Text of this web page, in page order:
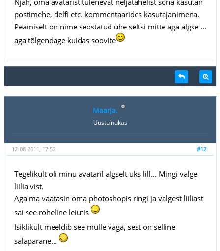
postimehe, delfi etc. kommentaarides kasutajanimena.
Peamiselt on nime seostatud ühe seltsi mitte aga algse ...
aga tõlgendage kuidas soovite
Maarja.
Uustulnukas
#12
12-08-2011, 17:52
Tegelikult oli minu avataril algselt üks lill... Mingi valge
liilia vist.
Aga ma vaatasin oma photoshopis ringi ja valgest liiliast
sai see roheline leiutis
Isiklikult meeldib see mulle väga, sest on selline
salapärane...